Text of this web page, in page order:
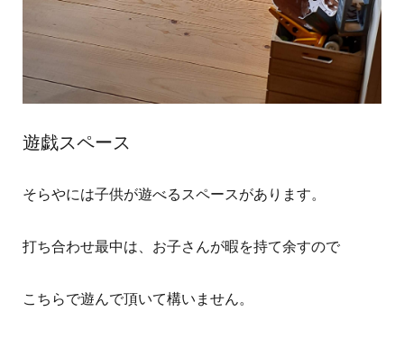
遊戯スペース
そらやには子供が遊べるスペースがあります。
打ち合わせ最中は、お子さんが暇を持て余すので
こちらで遊んで頂いて構いません。